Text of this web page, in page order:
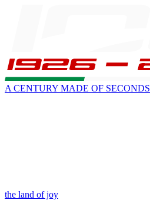
A CENTURY MADE OF SECONDS
the land of joy